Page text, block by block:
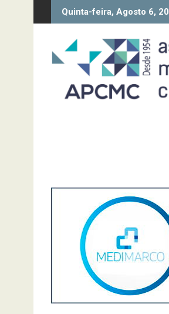
Quinta-feira, Agosto 6,
– 2º Trimestre 2026